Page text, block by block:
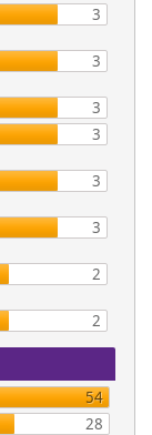
3
3
3
3
3
3
2
2
54
28